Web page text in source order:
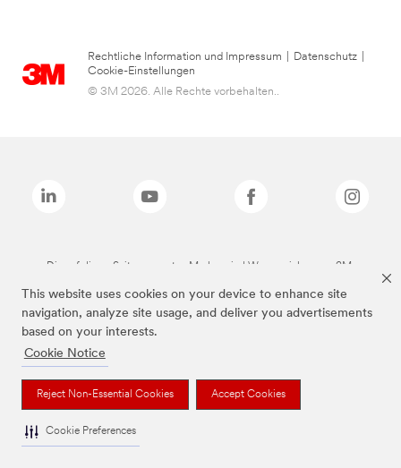
This website uses cookies on your device to enhance site
navigation, analyze site usage, and deliver you advertisements
based on your interests.
Cookie Notice
Reject Non-Essential Cookies Accept Cookies
Cookie Preferences
Rechtliche Information und Impressum Datenschutz
Cookie-Einstellungen
© 3M 2026. Alle Rechte vorbehalten..
Die auf dieser Seite genannten Marken sind Warenzeichen von 3M.